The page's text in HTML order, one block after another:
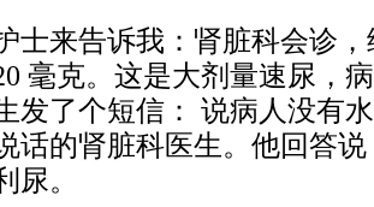
士来告诉我：肾脏科会诊
毫克。这是大剂量速尿，
发了个短信： 说病人没有
话的肾脏科医生。他回答
尿。